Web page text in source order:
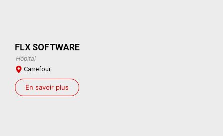
FLX SOFTWARE
Hôpital
Carrefour
En savoir plus